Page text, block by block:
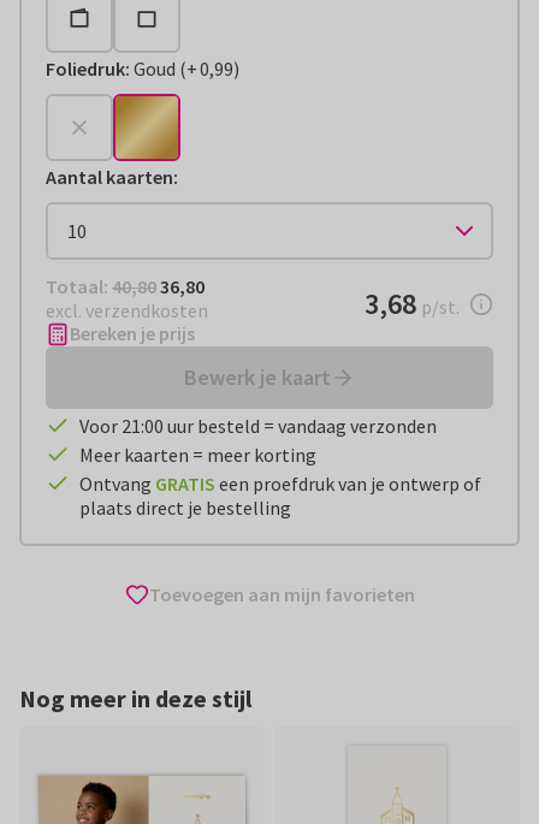
Foliedruk: Goud (
+€ 0,99
+0,99)
Aantal kaarten:
Totaal: € 36,80
Totaal: 40,8036,80
excl. verzendkosten
€ 3,68per stuk
3,68 p/st.
Bereken je prijs
Bewerk je kaart
Voor 21:00 uur besteld = vandaag verzonden
Meer kaarten = meer korting
Ontvang GRATIS een proefdruk van je ontwerp of
plaats direct je bestelling
Toevoegen aan mijn favorieten
Nog meer in deze stijl